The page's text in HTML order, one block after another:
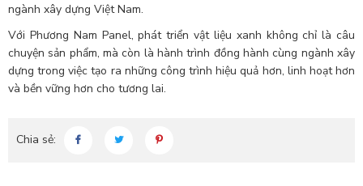
ngành xây dựng Việt Nam.
Với Phương Nam Panel, phát triển vật liệu xanh không chỉ là câu
chuyện sản phẩm, mà còn là hành trình đồng hành cùng ngành xây
dựng trong việc tạo ra những công trình hiệu quả hơn, linh hoạt hơn
và bền vững hơn cho tương lai.
Chia sẻ: